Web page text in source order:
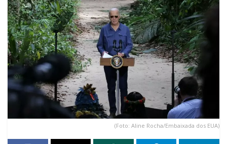
(Foto: Aline Rocha/Embaixada dos EUA)